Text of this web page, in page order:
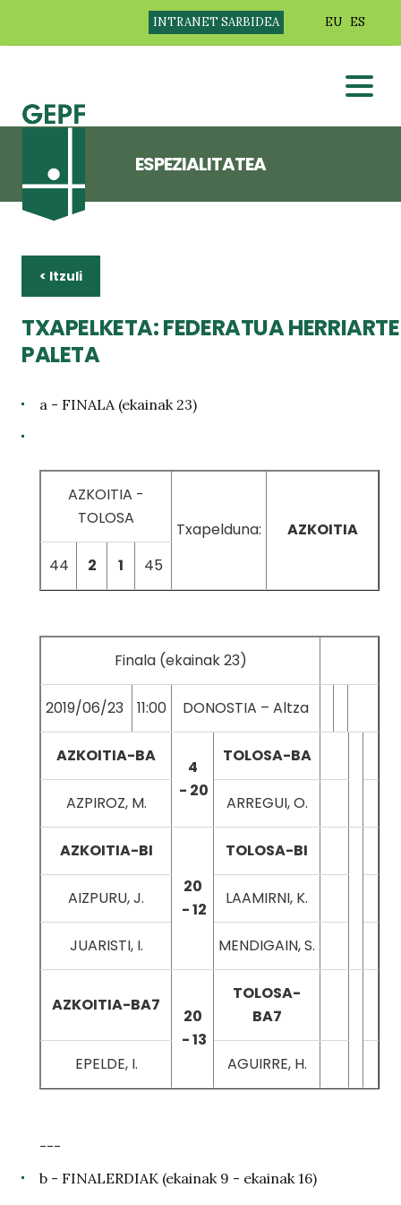
INTRANET SARBIDEA EU ES
ESPEZIALITATEA
< Itzuli
TXAPELKETA: FEDERATUA
PALETA
a - FINALA (ekainak 23)
AZKOITIA -
TOLOSA
Txapelduna:
AZKOITIA
44
2 1 45
Finala (ekainak 23)
2019/06/23 11:00 DONOSTIA – Altza
AZKOITIA-BA
4
- 20
TOLOSA-BA
AZPIROZ, M. ARREGUI, O.
AZKOITIA-BI
20
- 12
TOLOSA-BI
AIZPURU, J. LAAMIRNI, K.
JUARISTI, I. MENDIGAIN, S.
AZKOITIA-BA7
20
- 13
TOLOSA-
BA7
EPELDE, I. AGUIRRE, H.
---
b - FINALERDIAK (ekainak 9 - ekainak 16)